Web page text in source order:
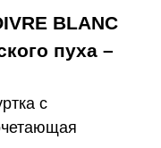
BLANC
пуха –
с